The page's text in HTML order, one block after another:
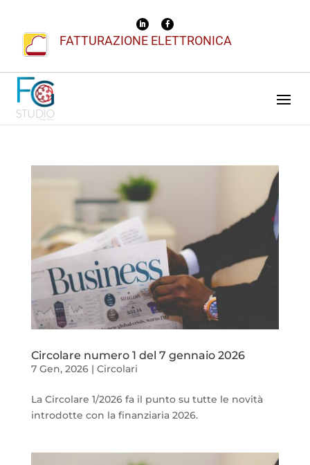
FATTURAZIONE ELETTRONICA
Circolare numero 1 del 7 gennaio 2026
7 Gen, 2026| Circolari
La Circolare 1/2026 fa il punto su tutte le novità
introdotte con la finanziaria 2026.